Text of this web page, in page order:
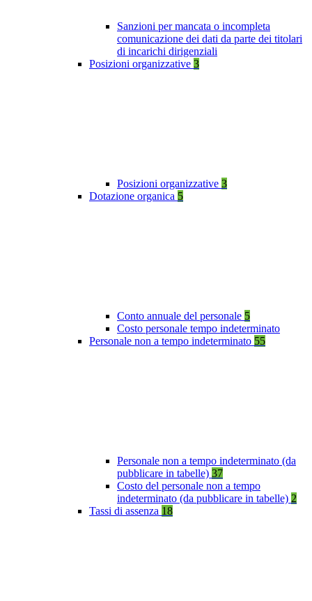
Sanzioni per mancata o incompleta
comunicazione dei dati da parte dei titolari
di incarichi dirigenziali
Posizioni organizzative 3
Posizioni organizzative 3
Dotazione organica 5
Conto annuale del personale 5
Costo personale tempo indeterminato
Personale non a tempo indeterminato 55
Personale non a tempo indeterminato (da
pubblicare in tabelle) 37
Costo del personale non a tempo
indeterminato (da pubblicare in tabelle) 2
Tassi di assenza 18